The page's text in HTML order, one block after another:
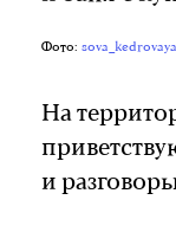
Фото: sova_kedrovaya
На
и